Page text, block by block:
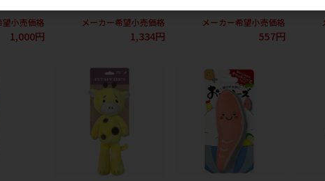
望小売価格
1,000円
メーカー希望小売価格
1,334円
メーカー希望小売価格
557円